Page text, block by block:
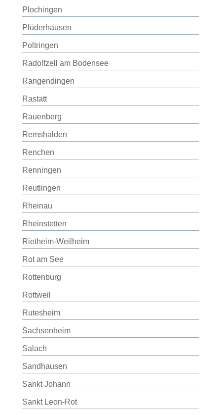
Plochingen
Plüderhausen
Poltringen
Radolfzell am Bodensee
Rangendingen
Rastatt
Rauenberg
Remshalden
Renchen
Renningen
Reutlingen
Rheinau
Rheinstetten
Rietheim-Weilheim
Rot am See
Rottenburg
Rottweil
Rutesheim
Sachsenheim
Salach
Sandhausen
Sankt Johann
Sankt Leon-Rot